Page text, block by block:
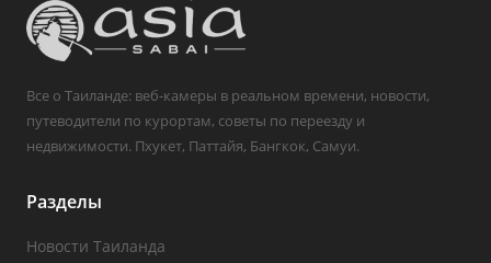
Все о Таиланде: веб-камеры в реальном времени, новости,
путеводители по курортам, советы по переезду и
недвижимости. Пхукет, Паттайя, Бангкок, Самуи.
Разделы
Новости Таиланда